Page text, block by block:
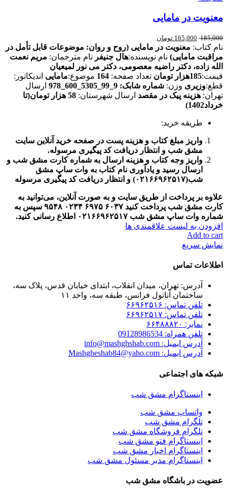
معنویت در مامایی
185,000
165,000 تومان
نام کتاب: معنویت در مامایی (روح و روان: موضوعات قابل تأمل در
مراقبت مامایی) نام نویسنده:هال جنیفر نام مترجمان: مریم نعمت
الله زاده، دکتر راضیه معصومی، دکتر می نور لمیعیان
قیمت:185هزار تومان تعداد صفحه: 164 موضوع:مامایی اندیکاتور:
قطع:وزیری وزن: شماره شابک: 9_99_5305_600_978
ارسال
تهران: هزینه پیک در مقصد ارسال شهرستان:
58 هزار تومان(تا
خرداد1402)
طریقه خرید:
واریز مبلغ کتاب و هزینه پست در صفحه خرید آنلاین سایت
مشق شب و انتظار دریافت کد پیگیری مرسوله.
واریز وجه کتاب و هزینه ارسال به شماره کارت مشق شب و
ارسال رسید و یادآوری نام کتاب به وات ساپ مشق
شب(۰۲۱۶۶۹۶۲۵۱۷) و انتظار دریافت کد پیگیری مرسوله
علاوه بر پرداخت از طریق سایت و به صورت آنلاین، می‌توانید به
کارت مشق شب پرداخت کنید ۶۰۳۷ ۶۹۷۵ ۰۲۳۴ ۹۵۴۸ سپس به
شماره وات ساپ مشق شب ۰۲۱۶۶۹۶۲۵۱۷ اطلاع رسانی کنید.
افزودن به لیست علاقمندی ها
Add to cart
نمایش سریع
اطلاعات تماس
آدرس: تهران، میدان انقلاب، ابتدای خیابان قدس، پلاک سه،
ساختمان آناتول فرانس، طبقه سه، واحد ۱۱
تلفن تماس: ۶۶۹۶۲۵۱۶
تلفن تماس: ۶۶۹۶۲۵۱۷
نمابر: ۶۶۴۸۸۸۲۰
تلفن همراه: 09128986534
آدرس ایمیل: info@mashghshab.com
آدرس ایمیل: Mashgheshab84@yaho.com
شبکه های اجتماعی
اینستاگرام مشق شب
واتساپ مشق شب
تلگرام مشق شب
تلگرام فروشگاه مشق شب
اینستاگرام فتو مشق شب
اینستاگرام اخبار مشق شب
اینستاگرام مدیر مسئول مشق شب
عضویت در باشگاه مشق شب